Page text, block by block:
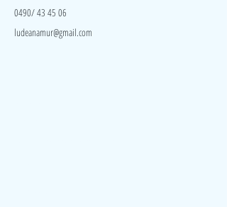
0490/ 43 45 06
ludeanamur@gmail.com